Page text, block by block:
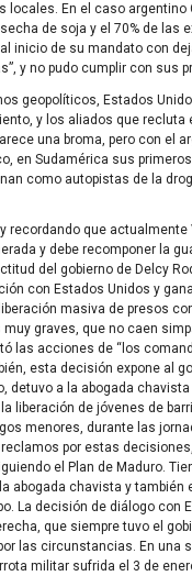
locales. En el caso argentino
de soja y el 70% de las
inicio de su mandato con
y no pudo cumplir con sus
geopolíticos, Estados
y los aliados que recluta
una broma, pero con el
en Sudamérica sus
como autopistas de la
recordando que
y debe recomponer la
del gobierno de Delcy
con Estados Unidos y
masiva de presos
graves, que no caen
las acciones de “los
esta decisión expone al
detuvo a la abogada chavista
liberación de jóvenes de
menores, durante las
por estas
el Plan de Maduro.
abogada chavista y también
La decisión de diálogo con
que siempre tuvo el
las circunstancias. En una
militar sufrida el 3 de